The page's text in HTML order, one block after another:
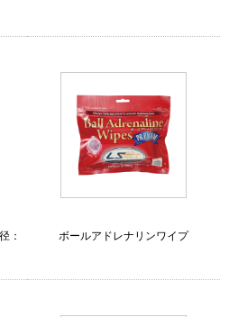
：
ボールアドレナリンワイプ